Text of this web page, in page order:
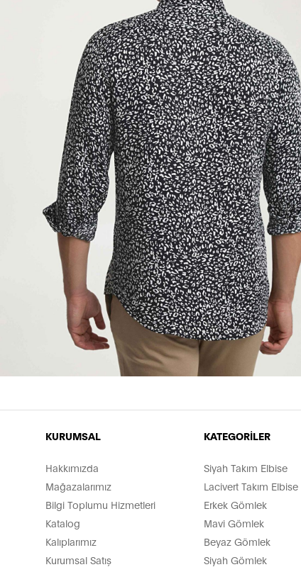
KURUMSAL
Hakkımızda
Mağazalarımız
Bilgi Toplumu Hizmetleri
Katalog
Kalıplarımız
Kurumsal Satış
KATEGORİLER
Siyah Takım Elbise
Lacivert Takım Elbise
Erkek Gömlek
Mavi Gömlek
Beyaz Gömlek
Siyah Gömlek